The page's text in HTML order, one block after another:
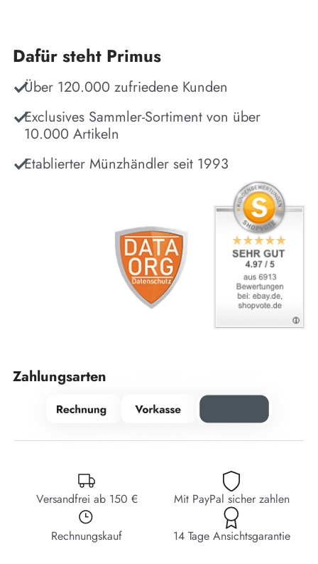
Dafür steht Primus
Über 120.000 zufriedene Kunden
Exclusives Sammler-Sortiment von über
10.000 Artikeln
Etablierter Münzhändler seit 1993
Zahlungsarten
Versandfrei ab 150 € Mit PayPal sicher zahlen
Rechnungskauf 14 Tage Ansichtsgarantie